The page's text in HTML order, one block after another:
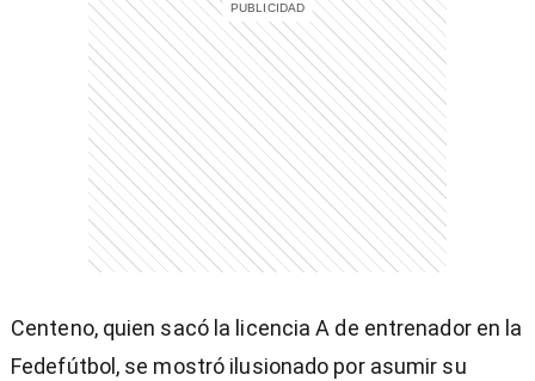
Centeno, quien sacó la licencia A de entrenador en la
Fedefútbol, se mostró ilusionado por asumir su